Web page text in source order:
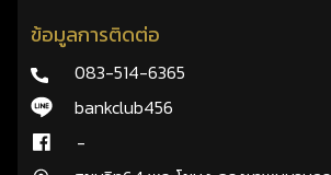
ข้อมูลการติดต่อ
083-514-6365
bankclub456
-